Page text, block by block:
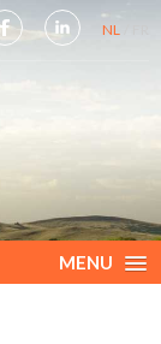
NL
MENU